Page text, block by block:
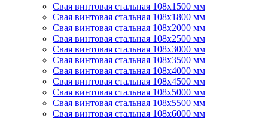
Свая винтовая стальная 108х1500 мм
Свая винтовая стальная 108х1800 мм
Свая винтовая стальная 108х2000 мм
Свая винтовая стальная 108х2500 мм
Свая винтовая стальная 108х3000 мм
Свая винтовая стальная 108х3500 мм
Свая винтовая стальная 108х4000 мм
Свая винтовая стальная 108х4500 мм
Свая винтовая стальная 108х5000 мм
Свая винтовая стальная 108х5500 мм
Свая винтовая стальная 108х6000 мм